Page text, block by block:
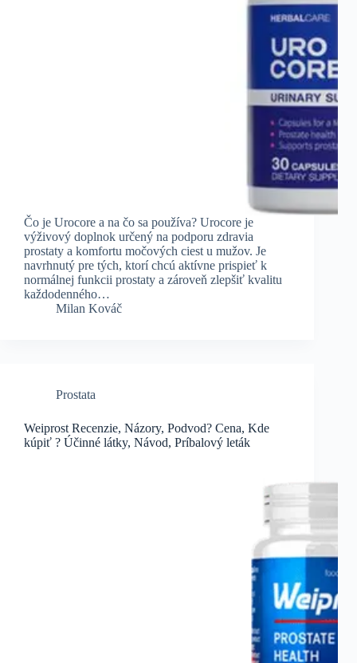
Čo je Urocore a na čo sa používa? Urocore je
výživový doplnok určený na podporu zdravia
prostaty a komfortu močových ciest u mužov. Je
navrhnutý pre tých, ktorí chcú aktívne prispieť k
normálnej funkcii prostaty a zároveň zlepšiť kvalitu
každodenného…
Milan Kováč
Prostata
Weiprost Recenzie, Názory, Podvod? Cena, Kde
kúpiť ? Účinné látky, Návod, Príbalový leták